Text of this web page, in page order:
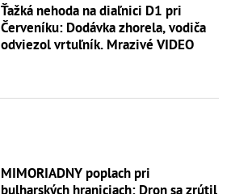
Ťažká nehoda na diaľnici D1 pri
Červeníku: Dodávka zhorela, vodiča
odviezol vrtuľník. Mrazivé VIDEO
MIMORIADNY poplach pri
bulharských hraniciach: Dron sa zrútil